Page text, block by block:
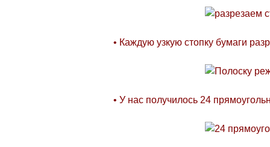
• Каждую узкую стопку бумаги
• У нас получилось 24